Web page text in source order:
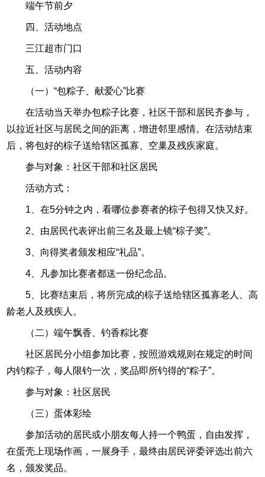
端午节前夕
四、活动地点
三江超市门口
五、活动内容
（一）“包粽子、献爱心”比赛
在活动当天举办包粽子比赛，社区干部和居民齐参与，
以拉近社区与居民之间的距离，增进邻里感情。在活动结束
后，将包好的棕子送给辖区孤寡、空巢及残疾家庭。
参与对象：社区干部和社区居民
活动方式：
1、在5分钟之内，看哪位参赛者的棕子包得又快又好。
2、由居民代表评出前三名及最上镜“棕子奖”。
3、向得奖者颁发相应“礼品”。
4、凡参加比赛者都送一份纪念品。
5、比赛结束后，将所完成的棕子送给辖区孤寡老人、高
龄老人及残疾人。
（二）端午飘香、钓香粽比赛
社区居民分小组参加比赛，按照游戏规则在规定的时间
内钓粽子，每人限钓一次，奖品即所钓得的“粽子”。
参与对象：社区居民
（三）蛋体彩绘
参加活动的居民或小朋友每人持一个鸭蛋，自由发挥，
在蛋壳上现场作画，一展身手，最终由居民评委评选出前六
名，颁发奖品。